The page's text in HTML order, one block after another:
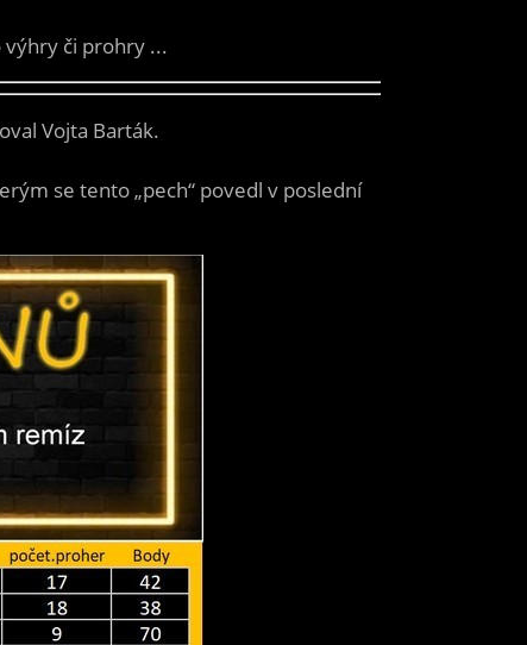
či prohry ...
Vojta Barták.
se tento „pech“ povedl v poslední